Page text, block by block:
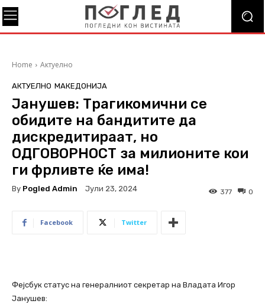
Home Актуелно
АКТУЕЛНО МАКЕДОНИЈА
Јанушев: Трагикомични се
обидите на бандитите да
дискредитираат, но
ОДГОВОРНОСТ за милионите кои
ги фрливте ќе има!
By Pogled Admin Јули 23, 2024 0
377
Facebook Twitter
Фејсбук статус на генералниот секретар на Владата Игор
Јанушев: